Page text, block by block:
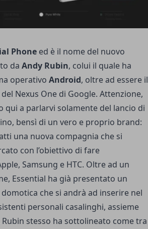
Phone ed è il nome del nuovo
da Andy Rubin, colui il quale ha
operativo Android, oltre ad essere il
Nexus One di Google. Attenzione,
qui a parlarvi solamente del lancio di
bensì di un vero e proprio brand:
una nuova compagnia che si
con l’obiettivo di fare
Samsung e HTC. Oltre ad un
Essential ha già presentato un
che si andrà ad inserire nel
personali casalinghi, assieme
Rubin stesso ha sottolineato come tra